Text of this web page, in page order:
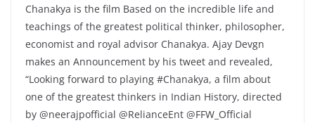
Chanakya is the film Based on the incredible life and
teachings of the greatest political thinker, philosopher,
economist and royal advisor Chanakya. Ajay Devgn
makes an Announcement by his tweet and revealed,
“Looking forward to playing #Chanakya, a film about
one of the greatest thinkers in Indian History, directed
by @neerajpofficial @RelianceEnt @FFW_Official